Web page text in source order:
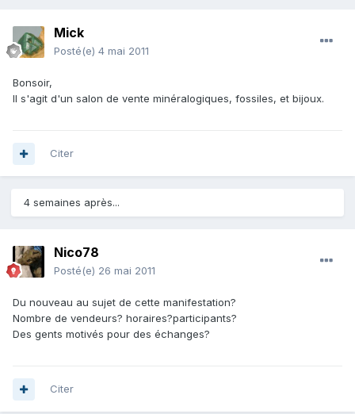
Mick
Posté(e) 4 mai 2011
Bonsoir,
Il s'agit d'un salon de vente minéralogiques, fossiles, et bijoux.
Citer
4 semaines après...
Nico78
Posté(e) 26 mai 2011
Du nouveau au sujet de cette manifestation?
Nombre de vendeurs? horaires?participants?
Des gents motivés pour des échanges?
Citer